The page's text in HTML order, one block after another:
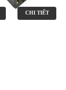
CHI TIẾT